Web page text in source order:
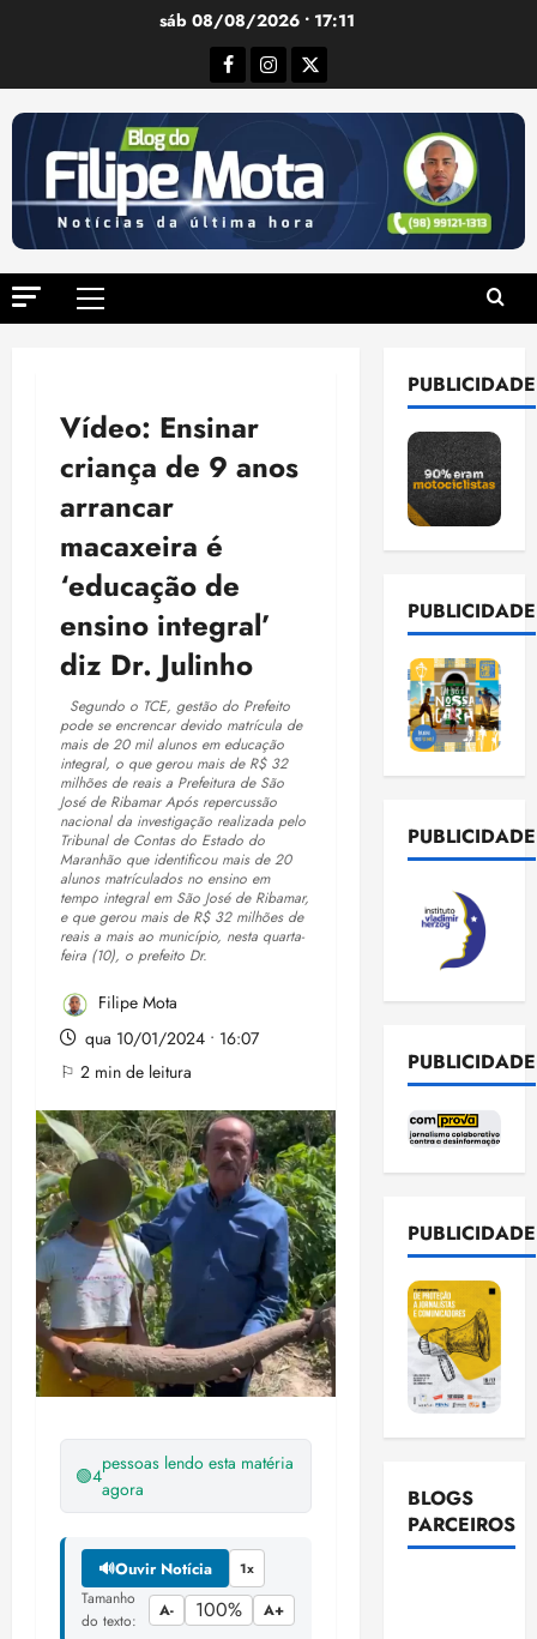
sáb 08/08/2026 • 17:11
Facebook
Instagram
Twitter
Menu
Vídeo: Ensinar
criança de 9 anos
arrancar
macaxeira é
‘educação de
ensino integral’
diz Dr. Julinho
Segundo o TCE, gestão do Prefeito
pode se encrencar devido matrícula de
mais de 20 mil alunos em educação
integral, o que gerou mais de R$ 32
milhões de reais a Prefeitura de São
José de Ribamar Após repercussão
nacional da investigação realizada pelo
Tribunal de Contas do Estado do
Maranhão que identificou mais de 20
alunos matrículados no ensino em
tempo integral em São José de Ribamar,
e que gerou mais de R$ 32 milhões de
reais a mais ao município, nesta quarta-
feira (10), o prefeito Dr.
Filipe Mota
qua 10/01/2024 • 16:07
⚐ 2 min de leitura
🟢4
pessoas lendo esta matéria
agora
🔊Ouvir Notícia 1x
Tamanho
do texto:
A- 100% A+
PUBLICIDADE
PUBLICIDADE
PUBLICIDADE
PUBLICIDADE
PUBLICIDADE
BLOGS
PARCEIROS